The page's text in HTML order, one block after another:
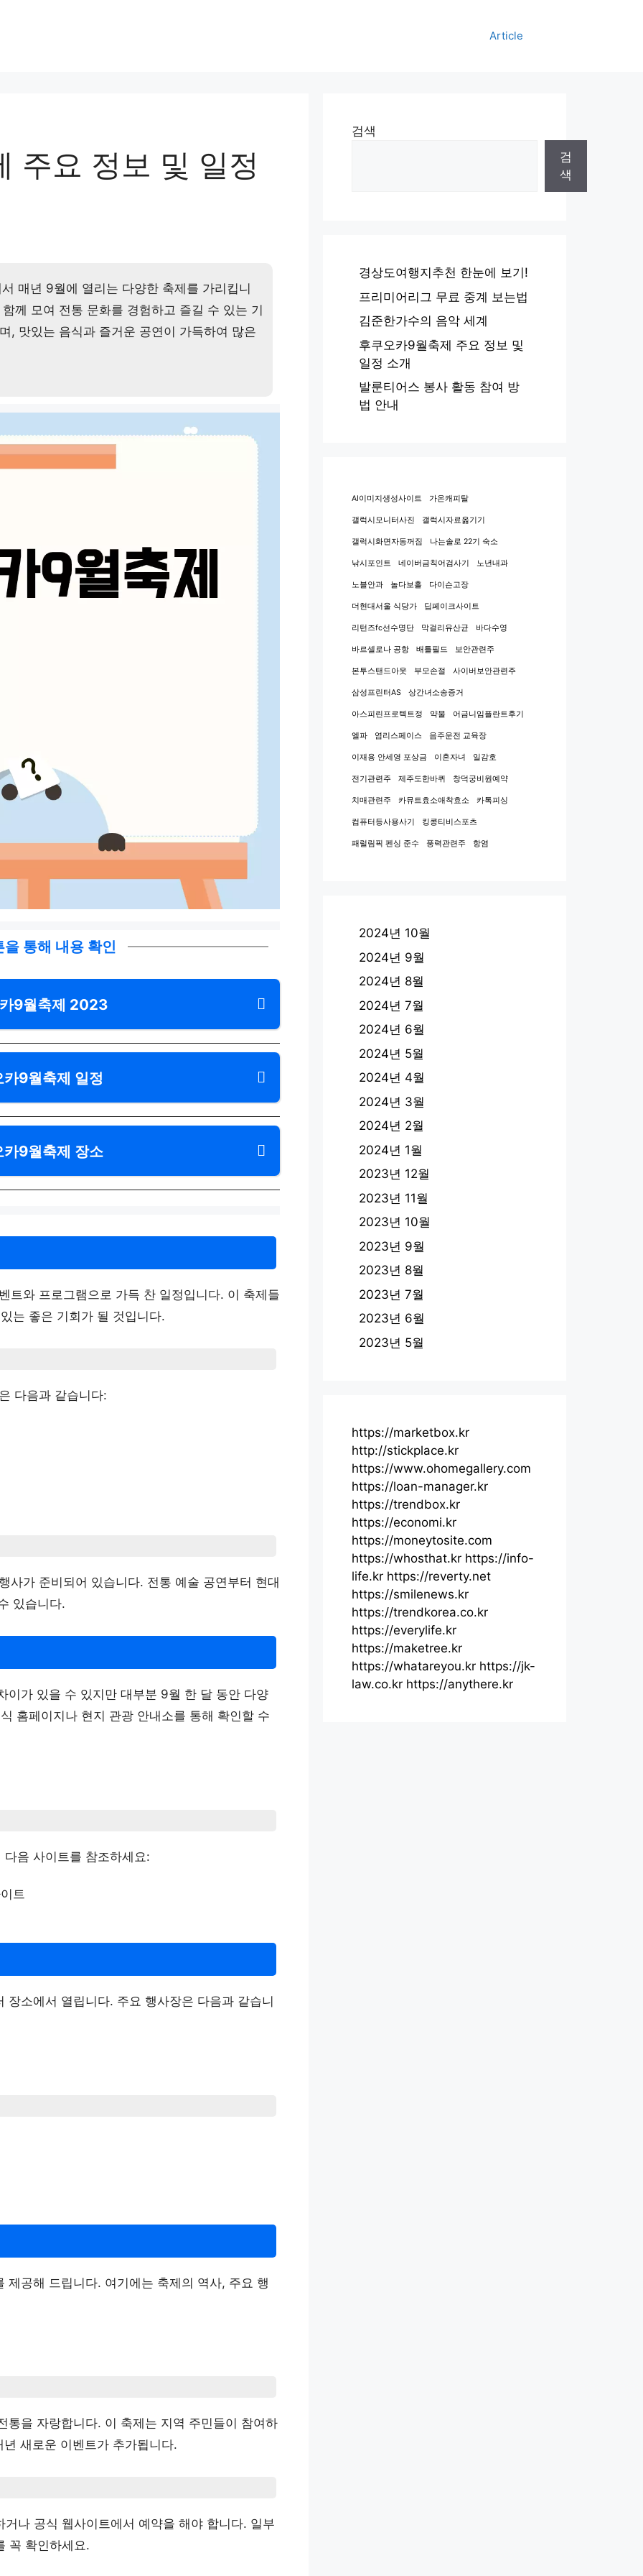
Article
주요 정보 및 일정
매년 9월에 열리는 다양한 축제를 가리킵니
께 모여 전통 문화를 경험하고 즐길 수 있는 기
, 맛있는 음식과 즐거운 공연이 가득하여 많은
통해 내용 확인
9월축제 2023
9월축제 일정
카9월축제 장소
트와 프로그램으로 가득 찬 일정입니다. 이 축제들
는 좋은 기회가 될 것입니다.
다음과 같습니다:
가 준비되어 있습니다. 전통 예술 공연부터 현대
있습니다.
이가 있을 수 있지만 대부분 9월 한 달 동안 다양
홈페이지나 현지 관광 안내소를 통해 확인할 수
음 사이트를 참조하세요:
트
소에서 열립니다. 주요 행사장은 다음과 같습니
공해 드립니다. 여기에는 축제의 역사, 주요 행
통을 자랑합니다. 이 축제는 지역 주민들이 참여하
새로운 이벤트가 추가됩니다.
나 공식 웹사이트에서 예약을 해야 합니다. 일부
꼭 확인하세요.
검색
검
색
경상도여행지추천 한눈에 보기!
프리미어리그 무료 중계 보는법
김준한가수의 음악 세계
후쿠오카9월축제 주요 정보 및
일정 소개
발룬티어스 봉사 활동 참여 방
법 안내
AI이미지생성사이트 가온캐피탈
갤럭시모니터사진 갤럭시자료옮기기
갤럭시화면자동꺼짐 나는솔로 22기 숙소
낚시포인트 네이버금칙어검사기 노년내과
노블안과 놀다보홀 다이슨고장
더현대서울 식당가 딥페이크사이트
리턴즈fc선수명단 막걸리유산균 바다수영
바르셀로나 공항 배틀필드 보안관련주
본투스탠드아웃 부모손절 사이버보안관련주
삼성프린터AS 상간녀소송증거
아스피린프로텍트정 약물 어금니임플란트후기
엘파 염리스페이스 음주운전 교육장
이재용 안세영 포상금 이혼자녀 일감호
전기관련주 제주도한바퀴 창덕궁비원예약
치매관련주 카뮤트효소애착효소 카톡피싱
컴퓨터등사용사기 킹콩티비스포츠
패럴림픽 펜싱 준수 풍력관련주 항염
2024년 10월
2024년 9월
2024년 8월
2024년 7월
2024년 6월
2024년 5월
2024년 4월
2024년 3월
2024년 2월
2024년 1월
2023년 12월
2023년 11월
2023년 10월
2023년 9월
2023년 8월
2023년 7월
2023년 6월
2023년 5월
https://marketbox.kr
http://stickplace.kr
https://www.ohomegallery.com
https://loan-manager.kr
https://trendbox.kr
https://economi.kr
https://moneytosite.com
https://whosthat.kr https://info-
life.kr https://reverty.net
https://smilenews.kr
https://trendkorea.co.kr
https://everylife.kr
https://maketree.kr
https://whatareyou.kr https://jk-
law.co.kr https://anythere.kr